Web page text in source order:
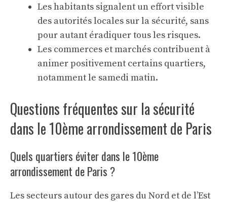
Les habitants signalent un effort visible
des autorités locales sur la sécurité, sans
pour autant éradiquer tous les risques.
Les commerces et marchés contribuent à
animer positivement certains quartiers,
notamment le samedi matin.
Questions fréquentes sur la sécurité
dans le 10ème arrondissement de Paris
Quels quartiers éviter dans le 10ème
arrondissement de Paris ?
Les secteurs autour des gares du Nord et de l’Est